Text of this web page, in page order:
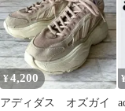
¥4,200
アディダス オズガイ